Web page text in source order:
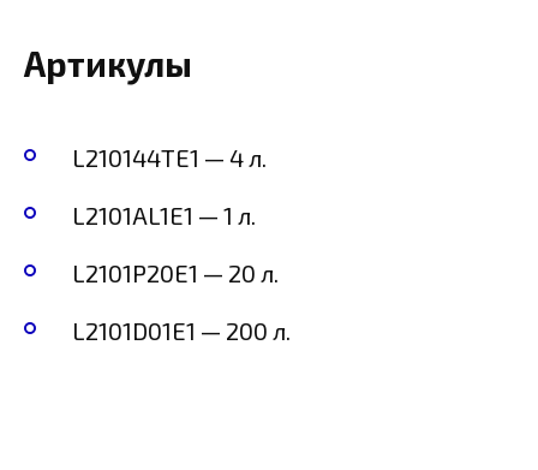
Артикулы
L210144TE1 — 4 л.
L2101AL1E1 — 1 л.
L2101P20E1 — 20 л.
L2101D01E1 — 200 л.